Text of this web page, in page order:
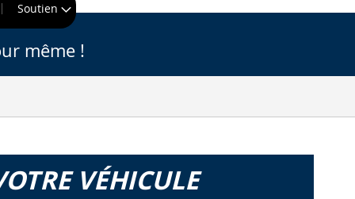
Soutien
même !
VÉHICULE